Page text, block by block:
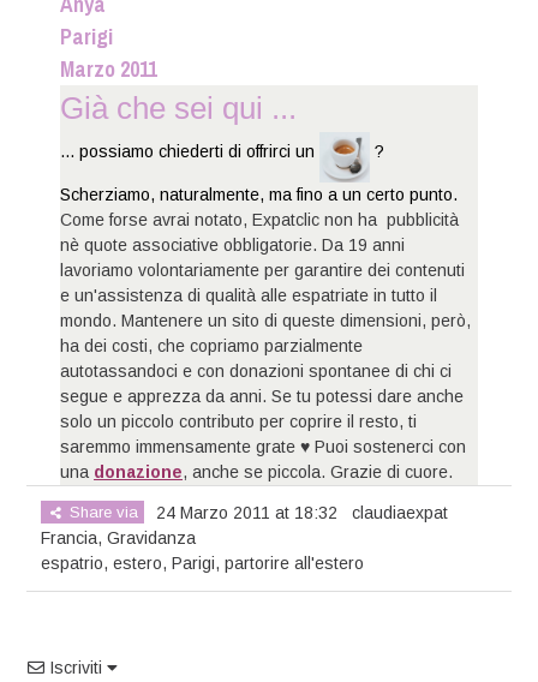
Parigi
Marzo 2011
Già che sei qui ...
... possiamo chiederti di offrirci un ?
Scherziamo, naturalmente, ma fino a un certo punto.
Come forse avrai notato, Expatclic non ha pubblicità
nè quote associative obbligatorie. Da 19 anni
lavoriamo volontariamente per garantire dei contenuti
e un'assistenza di qualità alle espatriate in tutto il
mondo. Mantenere un sito di queste dimensioni, però,
ha dei costi, che copriamo parzialmente
autotassandoci e con donazioni spontanee di chi ci
segue e apprezza da anni. Se tu potessi dare anche
solo un piccolo contributo per coprire il resto, ti
saremmo immensamente grate ♥ Puoi sostenerci con
una donazione, anche se piccola. Grazie di cuore.
Share via
24 Marzo 2011 at 18:32
Francia,Gravidanza
espatrio,estero,Parigi,partorire all'estero
claudiaexpat
Iscriviti